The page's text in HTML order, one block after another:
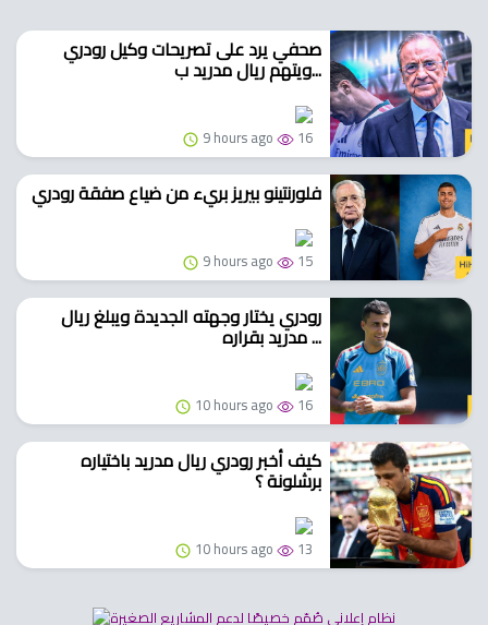
صحفي يرد على تصريحات وكيل رودري
ويتهم ريال مدريد ب...
9 hours ago 16
فلورنتينو بيريز بريء من ضياع صفقة رودري
9 hours ago 15
رودري يختار وجهته الجديدة ويبلغ ريال
مدريد بقراره ...
10 hours ago 16
كيف أخبر رودري ريال مدريد باختياره
برشلونة ؟
10 hours ago 13